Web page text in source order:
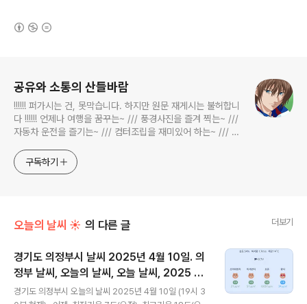
공유와 소통의 산들바람
!!!!!! 퍼가시는 건, 못막습니다. 하지만 원문 재게시는 불허합니
다 !!!!!! 언제나 여행을 꿈꾸는~ /// 풍경사진을 즐겨 찍는~ ///
자동차 운전을 즐기는~ /// 컴터조립을 재미있어 하는~ /// 고
식하는 미드가 있는~ /// 사회적 이슈에 발언하는~ 不老巨
구독하기
오늘의 날씨 ☀ 의 다른 글 더보기
경기도 의정부시 날씨 2025년 4월 10일. 의
정부 날씨, 오늘의 날씨, 오늘 날씨, 2025 04
10, 초미세먼지, 미세먼지, 황사, 자외선
경기도 의정부시 오늘의 날씨 2025년 4월 10일 (19시 3